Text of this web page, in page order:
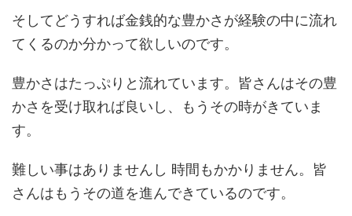
そしてどうすれば金銭的な豊かさが経験の中に流れ
てくるのか分かって欲しいのです。
豊かさはたっぷりと流れています。皆さんはその豊
かさを受け取れば良いし、もうその時がきていま
す。
難しい事はありませんし 時間もかかりません。皆
さんはもうその道を進んできているのです。